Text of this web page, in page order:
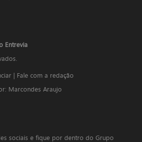
Entrevia
| Fale com a redação
Marcondes Araujo
sociais e fique por dentro do Grupo